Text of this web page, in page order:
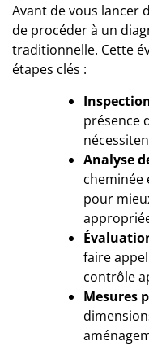
Avant de vous lancer
de procéder à un
traditionnelle. Cette
étapes clés :
présence
Analyse
cheminée
pour
faire
contrôle
Mesures